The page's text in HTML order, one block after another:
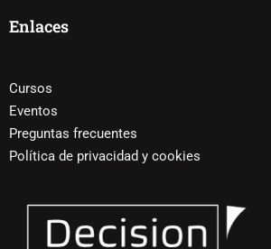
Enlaces
Cursos
Eventos
Preguntas frecuentes
Política de privacidad y cookies